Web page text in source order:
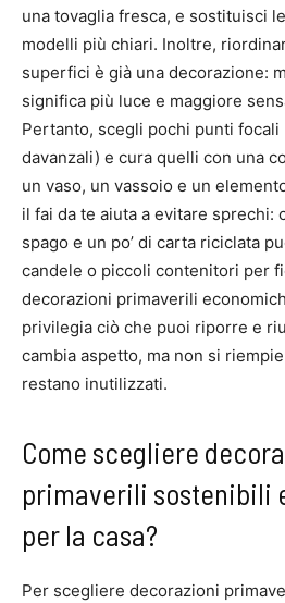
una tovaglia fresca, e sostituisci
modelli più chiari. Inoltre,
superfici è già una decorazione:
significa più luce e maggiore
Pertanto, scegli pochi punti focali
davanzali) e cura quelli con una
un vaso, un vassoio e un
il fai da te aiuta a evitare sprechi:
spago e un po’ di carta riciclata
candele o piccoli contenitori per
decorazioni primaverili
privilegia ciò che puoi riporre e
cambia aspetto, ma non si
restano inutilizzati.
Come scegliere
primaverili sostenibili
per la casa?
Per scegliere decorazioni